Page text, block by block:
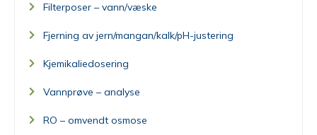
Filterposer – vann/væske
Fjerning av jern/mangan/kalk/pH-justering
Kjemikaliedosering
Vannprøve – analyse
RO – omvendt osmose